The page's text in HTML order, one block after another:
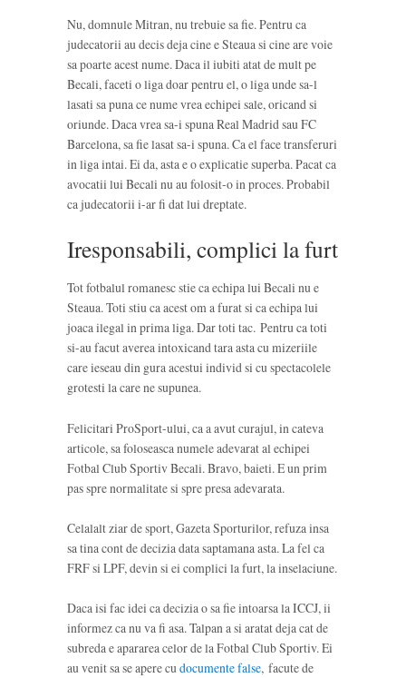
Nu, domnule Mitran, nu trebuie sa fie. Pentru ca
judecatorii au decis deja cine e Steaua si cine are voie
sa poarte acest nume. Daca il iubiti atat de mult pe
Becali, faceti o liga doar pentru el, o liga unde sa-l
lasati sa puna ce nume vrea echipei sale, oricand si
oriunde. Daca vrea sa-i spuna Real Madrid sau FC
Barcelona, sa fie lasat sa-i spuna. Ca el face transferuri
in liga intai. Ei da, asta e o explicatie superba. Pacat ca
avocatii lui Becali nu au folosit-o in proces. Probabil
ca judecatorii i-ar fi dat lui dreptate.
Iresponsabili, complici la furt
Tot fotbalul romanesc stie ca echipa lui Becali nu e
Steaua. Toti stiu ca acest om a furat si ca echipa lui
joaca ilegal in prima liga. Dar toti tac. Pentru ca toti
si-au facut averea intoxicand tara asta cu mizeriile
care ieseau din gura acestui individ si cu spectacolele
grotesti la care ne supunea.
Felicitari ProSport-ului, ca a avut curajul, in cateva
articole, sa foloseasca numele adevarat al echipei
Fotbal Club Sportiv Becali. Bravo, baieti. E un prim
pas spre normalitate si spre presa adevarata.
Celalalt ziar de sport, Gazeta Sporturilor, refuza insa
sa tina cont de decizia data saptamana asta. La fel ca
FRF si LPF, devin si ei complici la furt, la inselaciune.
Daca isi fac idei ca decizia o sa fie intoarsa la ICCJ, ii
informez ca nu va fi asa. Talpan a si aratat deja cat de
subreda e apararea celor de la Fotbal Club Sportiv. Ei
au venit sa se apere cudocumente false, facute de